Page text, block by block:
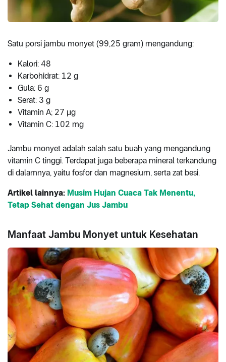
Satu porsi jambu monyet (99,25 gram) mengandung:
Kalori: 48
Karbohidrat: 12 g
Gula: 6 g
Serat: 3 g
Vitamin A; 27 μg
Vitamin C: 102 mg
Jambu monyet adalah salah satu buah yang mengandung
vitamin C tinggi. Terdapat juga beberapa mineral terkandung
di dalamnya, yaitu fosfor dan magnesium, serta zat besi.
Artikel lainnya: Musim Hujan Cuaca Tak Menentu,
Tetap Sehat dengan Jus Jambu
Manfaat Jambu Monyet untuk Kesehatan